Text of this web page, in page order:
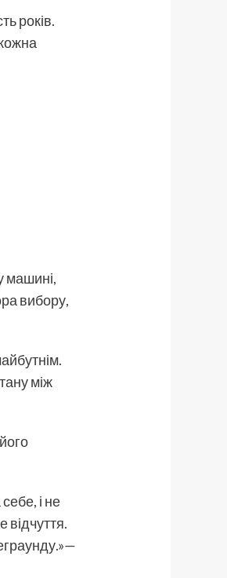
років.
машині,
вибору,
між
і не
відчуття.